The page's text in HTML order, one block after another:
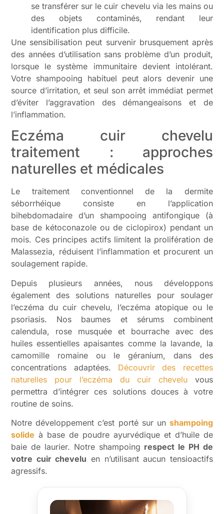
se transférer sur le cuir chevelu via les mains ou
des objets contaminés, rendant leur
identification plus difficile.
Une sensibilisation peut survenir brusquement après
des années d’utilisation sans problème d’un produit,
lorsque le système immunitaire devient intolérant.
Votre shampooing habituel peut alors devenir une
source d’irritation, et seul son arrêt immédiat permet
d’éviter l’aggravation des démangeaisons et de
l’inflammation.
Eczéma cuir chevelu
traitement : approches
naturelles et médicales
Le traitement conventionnel de la dermite
séborrhéique consiste en l’application
bihebdomadaire d’un shampooing antifongique (à
base de kétoconazole ou de ciclopirox) pendant un
mois. Ces principes actifs limitent la prolifération de
Malassezia, réduisent l’inflammation et procurent un
soulagement rapide.
Depuis plusieurs années, nous développons
également des solutions naturelles pour soulager
l’eczéma du cuir chevelu, l’eczéma atopique ou le
psoriasis. Nos baumes et sérums combinent
calendula, rose musquée et bourrache avec des
huiles essentielles apaisantes comme la lavande, la
camomille romaine ou le géranium, dans des
concentrations adaptées. Découvrir des recettes
naturelles pour l’eczéma du cuir cheveluvous
permettra d’intégrer ces solutions douces à votre
routine de soins.
Notre développement c’est porté sur un shampoing
solide à base de poudre ayurvédique et d’huile de
baie de laurier. Notre shampoing respect le PH de
votre cuir chevelu en n’utilisant aucun tensioactifs
agressifs.